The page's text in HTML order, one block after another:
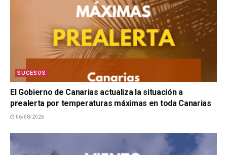
SUCESOS
El Gobierno de Canarias actualiza la situación a
prealerta por temperaturas máximas en toda Canarias
06/08/2026